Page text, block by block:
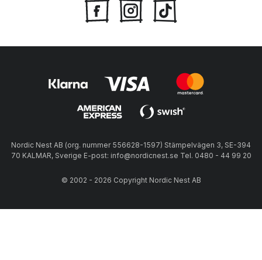
Nordic Nest AB (org. nummer 556628-1597) Stämpelvägen 3, SE-394
70 KALMAR, Sverige E-post: info@nordicnest.se Tel. 0480 - 44 99 20
© 2002 - 2026 Copyright Nordic Nest AB